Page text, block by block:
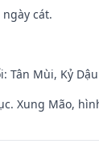
cát.
Mùi, Kỷ
Xung Mão,